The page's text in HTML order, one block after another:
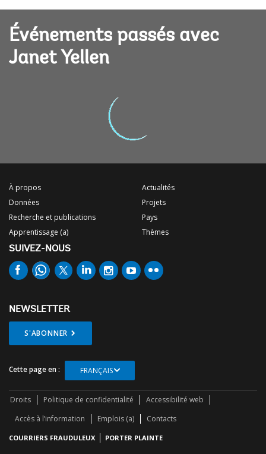
Événements passés avec
Janet Yellen
À propos
Données
Recherche et publications
Apprentissage (a)
Actualités
Projets
Pays
Thèmes
SUIVEZ-NOUS
NEWSLETTER
S'ABONNER
Cette page en : FRANÇAIS
Droits Politique de confidentialité
Accessibilité web
Accès à l’information
Emplois (a) Contacts
COURRIERS FRAUDULEUX PORTER PLAINTE